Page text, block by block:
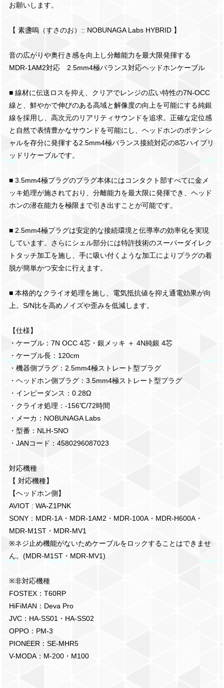
お願いします。
【 素盞嗚（すさのお）:: NOBUNAGA Labs HYBRID 】
音の広がりや奥行き感を向上し分離能力を最大限発揮する
MDR-1AM2対応 2.5mm4極バランス対応ヘッドホンケーブル
■ 線材に伝送ロスを抑え、クリアでレンジの広い特性の7N-OCC
線と、鮮やかで伸びのある高域と解像度の向上を可能にする純銀
線を採用し、高次元のリアリティサウンドを追求。正確な定位感
と自然で表情豊かなサウンドを可能にし、ヘッドホンのポテンシ
ャルを存分に発揮する2.5mm4極バランス接続対応の8芯ハイブリ
ッドリケーブルです。
■ 3.5mm4極プラグのプラグ本体にはコンタクト部すべてに金メ
ッキ処理が施されており、分離能力を最大限に発揮でき、ヘッド
ホンの潜在能力を極限まで引き出すことが可能です。
■ 2.5mm4極プラグは安定的な接続環境と伝導率の効率化を実現
しています。さらにシェル部分には特許技術のスーパーダイレク
トタッチ加工を施し、手に吸い付くような加工によりプラグの着
脱が簡単かつ安全に行えます。
■ 本格的なクライオ処理を施し、電気抵抗値を抑え通電効果が向
上。S/N比を高めノイズや歪みを低減します。
【仕様】
・ケーブル：7N OCC 4芯・銀メッキ ＋ 4N純銀 4芯
・ケーブル長：120cm
・機器側プラグ：2.5mm4極ストレート型プラグ
・ヘッドホン側プラグ：3.5mm4極ストレート型プラグ
・インピーダンス：0.28Ω
・クライオ処理：-156℃/72時間
・メーカ：NOBUNAGA Labs
・型番：NLH-SNO
・JANコード：4580296087023
対応機種
【 対応機種】
【ヘッドホン側】
AVIOT : WA-Z1PNK
SONY：MDR-1A・MDR-1AM2・MDR-100A・MDR-H600A・
MDR-M1ST・MDR-MV1
※ネジ止め機能がないためケーブルをロックすることはできませ
ん。(MDR-M1ST・MDR-MV1)
※非対応機種
FOSTEX：T60RP
HiFiMAN：Deva Pro
JVC：HA-SS01・HA-SS02
OPPO：PM-3
PIONEER：SE-MHR5
V-MODA：M-200・M100